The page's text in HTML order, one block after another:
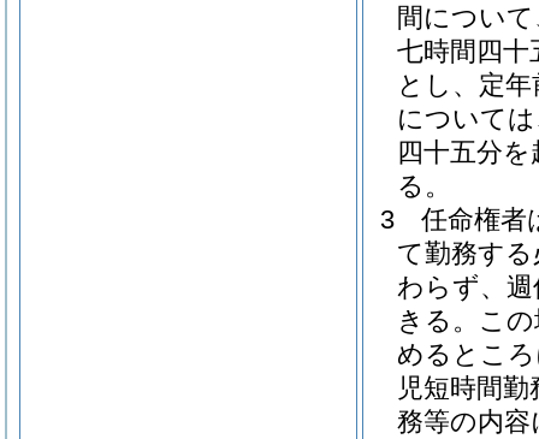
間につい
七時間四
とし、定
について
四十五分
る。
3
任命権者
て勤務す
わらず、
きる。 こ
めるとこ
児短時間
務等の内容